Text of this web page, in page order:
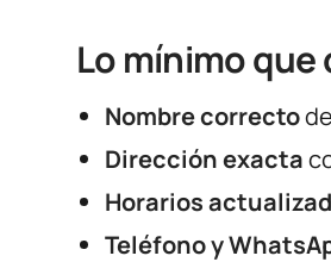
Lo mínimo
Nombre correcto
Dirección exacta
Horarios
Teléfono y